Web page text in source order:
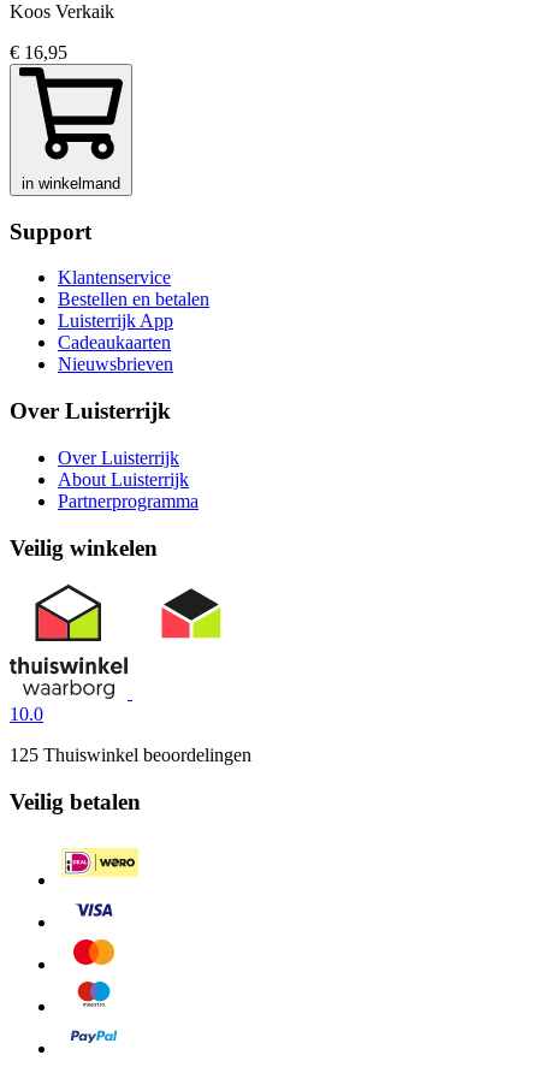
Koos Verkaik
€ 16,95
in winkelmand
Support
Klantenservice
Bestellen en betalen
Luisterrijk App
Cadeaukaarten
Nieuwsbrieven
Over Luisterrijk
Over Luisterrijk
About Luisterrijk
Partnerprogramma
Veilig winkelen
10.0
125 Thuiswinkel beoordelingen
Veilig betalen